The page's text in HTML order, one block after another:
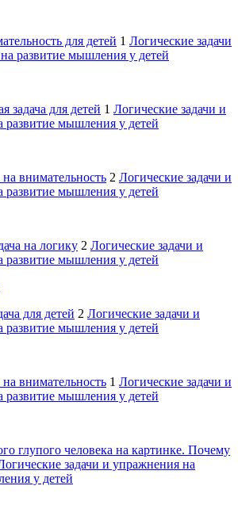
для детей 1 Логические задачи
развитие мышления у детей
задача для детей 1 Логические задачи и
развитие мышления у детей
на внимательность 2 Логические задачи и
развитие мышления у детей
на логику 2 Логические задачи и
развитие мышления у детей
для детей 2 Логические задачи и
развитие мышления у детей
на внимательность 1 Логические задачи и
развитие мышления у детей
глупого человека на картинке. Почему
задачи и упражнения на
у детей